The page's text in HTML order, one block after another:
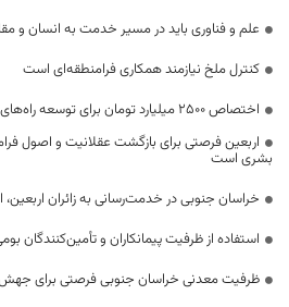
علم و فناوری باید در مسیر خدمت به انسان و
کنترل ملخ نیازمند همکاری فرامنطقه‌ای است
اختصاص 2500 میلیارد تومان برای توسعه راه‌های دوبانده خراسان جنوبی
اربعین فرصتی برای بازگشت عقلانیت و اصول
بشری است
خراسان جنوبی در خدمت‌رسانی به زائران
استفاده از ظرفیت پیمانکاران و تأمین‌کنندگان
ظرفیت معدنی خراسان جنوبی فرصتی برای